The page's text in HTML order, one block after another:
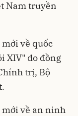
Nam truyền
về quốc
XIV" do đồng
trị, Bộ
mới về an ninh